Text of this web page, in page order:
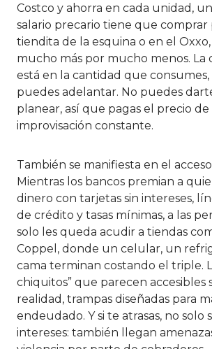
Costco y ahorra en cada unidad,
salario precario tiene que comprar
tiendita de la esquina o en el
mucho más por mucho menos. La
está en la cantidad que
puedes adelantar. No puedes
planear, así que pagas el precio de
improvisación constante.
También se manifiesta en el
Mientras los bancos premian a
dinero con tarjetas sin intereses,
de crédito y tasas mínimas, a las
solo les queda acudir a tiendas
Coppel, donde un celular, un
cama terminan costando el triple.
chiquitos” que parecen accesibles
realidad, trampas diseñadas para
endeudado. Y si te atrasas, no solo
intereses: también llegan